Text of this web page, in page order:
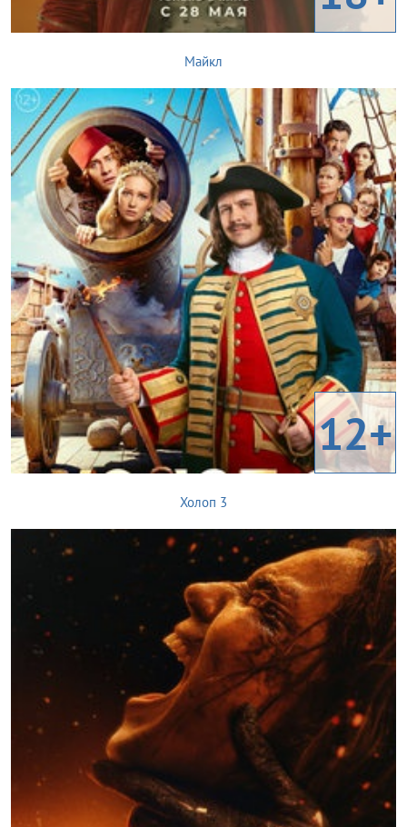
Майкл
12+
Холоп 3